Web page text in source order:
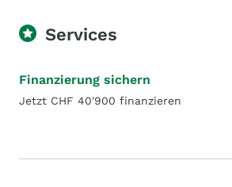
Services
Finanzierung sichern
Jetzt CHF 40'900 finanzieren